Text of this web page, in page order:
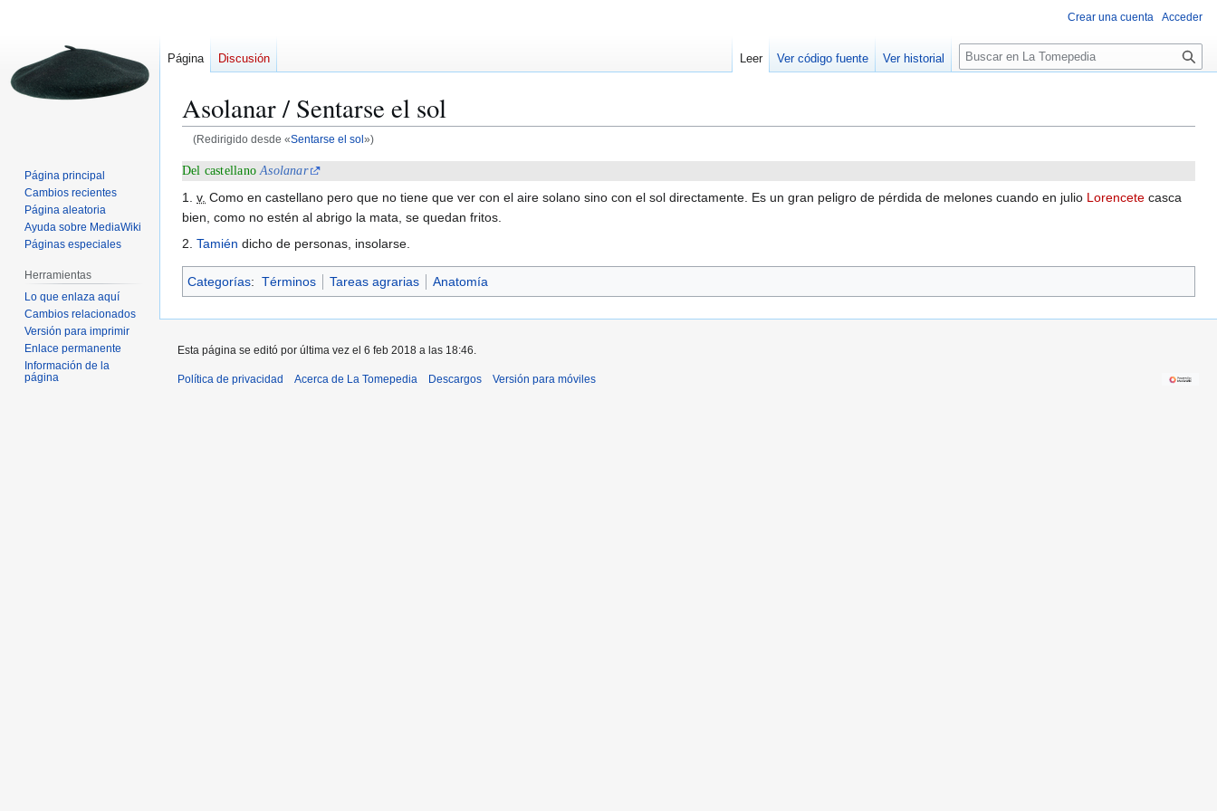
Asolanar / Sentarse el sol
(Redirigido desde «Sentarse el sol »)
Ir
a
la
Ir
a
la
Del castellanoAsolanar
1. v. Como en castellano pero que no tiene que ver con el aire solano sino con el sol directamente. Es un gran peligro de pérdida de melones cuando en julio Lorencete casca
bien, como no estén al abrigo la mata, se quedan fritos.
2. Tamién dicho de personas, insolarse.
Categorías: Términos Tareas agrarias Anatomía
Crear una cuenta Acceder
Página Discusión Leer Ver código fuente Ver historial
B
u
a
Página principal
Cambios recientes
Página aleatoria
Ayuda sobre MediaWiki
Páginas especiales
Herramientas
Lo que enlaza aquí
Cambios relacionados
Versión para imprimir
Enlace permanente
Información de la
página
Esta página se editó por última vez el 6 feb 2018 a las 18:46.
Política de privacidad Acerca de La Tomepedia Descargos Versión para móviles